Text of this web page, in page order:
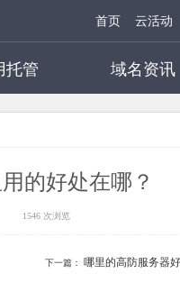
首页 云活动
托管 域名资讯
的好处在哪？
1546 次浏览
下一篇： 哪里的高防服务器